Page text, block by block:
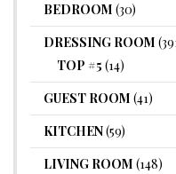
BEDROOM (30)
DRESSING ROOM
TOP #5 (14)
GUEST ROOM (41)
KITCHEN(59)
LIVING ROOM (148)